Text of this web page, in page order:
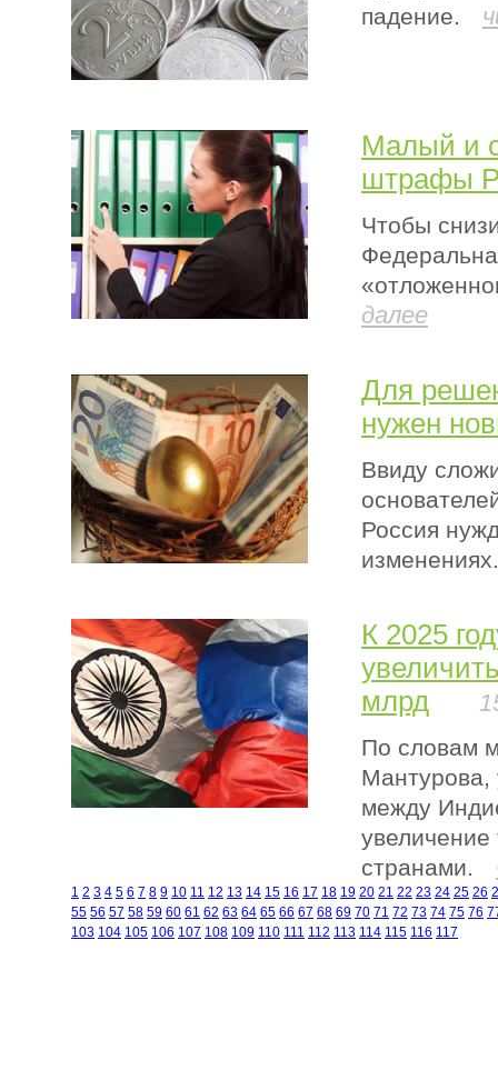
падение.
Малый и
штрафы
Чтобы
далее
Для
нужен
Ввиду
Россия
изменениях.
К 2025
млрд
По словам
Мантурова,
между
странами.
1 2 3 4 5 6 7 8 9 10 11 12 13 14 15 16 17 18 19 20 21 22 23 24 25 26
55 56 57 58 59 60 61 62 63 64 65 66 67 68 69 70 71 72 73 74 75 76
103 104 105 106 107 108 109 110 111 112 113 114 115 116 117